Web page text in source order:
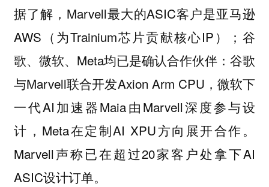
据了解，Marvell最大的ASIC客户是亚马逊
AWS（为Trainium芯片贡献核心IP）；谷
歌、微软、Meta均已是确认合作伙伴：谷歌
与Marvell联合开发Axion Arm CPU，微软下
一代AI加速器Maia由Marvell深度参与设
计，Meta在定制AI XPU方向展开合作。
Marvell声称已在超过20家客户处拿下AI
ASIC设计订单。